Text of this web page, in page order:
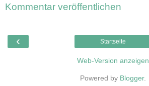
Kommentar veröffentlichen
‹ Startseite
Web-Version anzeigen
Powered by Blogger.